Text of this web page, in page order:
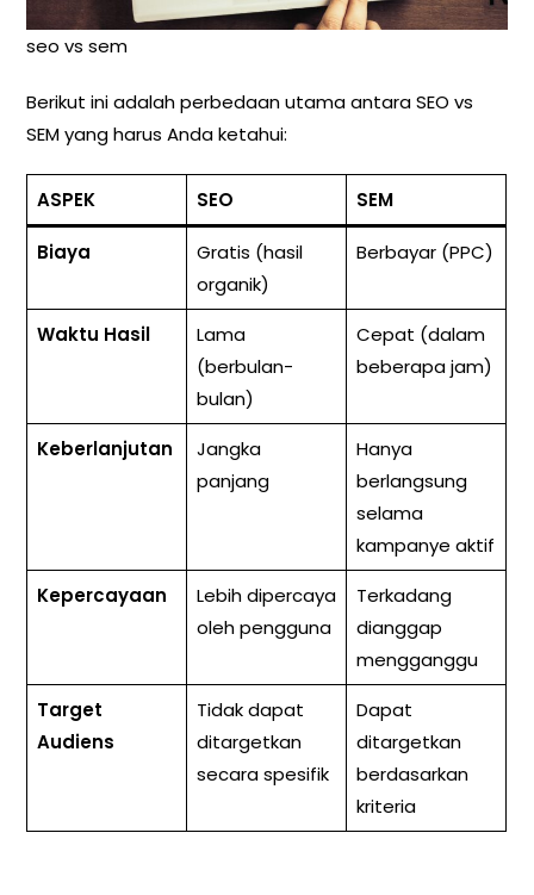
seo vs sem
Berikut ini adalah perbedaan utama antara SEO vs
SEM yang harus Anda ketahui:
ASPEK SEO SEM
Biaya
Gratis (hasil
organik)
Berbayar (PPC)
Waktu Hasil
Lama
(berbulan-
bulan)
Cepat (dalam
beberapa jam)
Keberlanjutan
Jangka
panjang
Hanya
berlangsung
selama
kampanye aktif
Kepercayaan
Lebih dipercaya
oleh pengguna
Terkadang
dianggap
mengganggu
Target
Audiens
Tidak dapat
ditargetkan
secara spesifik
Dapat
ditargetkan
berdasarkan
kriteria